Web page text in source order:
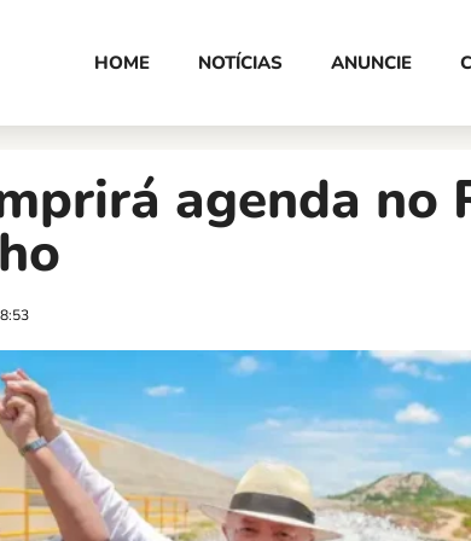
HOME NOTÍCIAS ANUNCIE
agenda no